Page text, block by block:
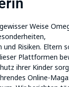
Weise
Risiken. Eltern
Plattformen
ihrer Kinder
Online-